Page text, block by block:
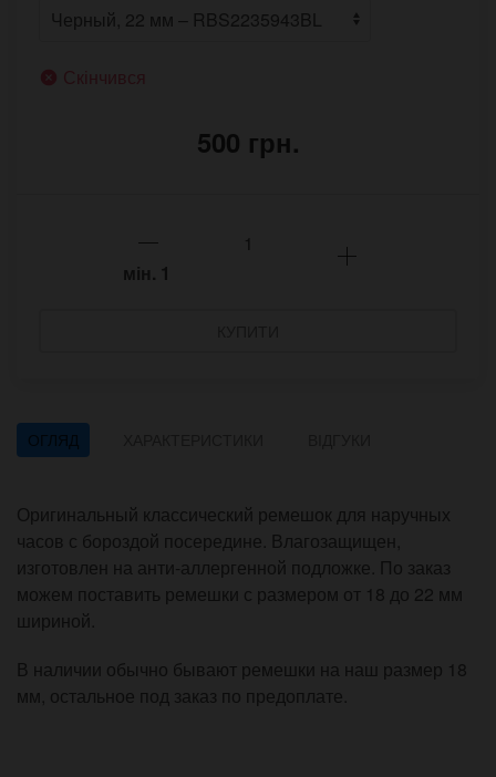
Скінчився
500 грн.
мін. 1
ОГЛЯД
Оригинальный классический ремешок для наручных
часов с бороздой посередине. Влагозащищен,
изготовлен на анти-аллергенной подложке. По заказ
можем поставить ремешки с размером от 18 до 22 мм
шириной.
В наличии обычно бывают ремешки на наш размер 18
мм, остальное под заказ по предоплате.